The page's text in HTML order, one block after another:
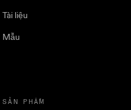
Tài liệu
Mẫu
SẢN PHẨM